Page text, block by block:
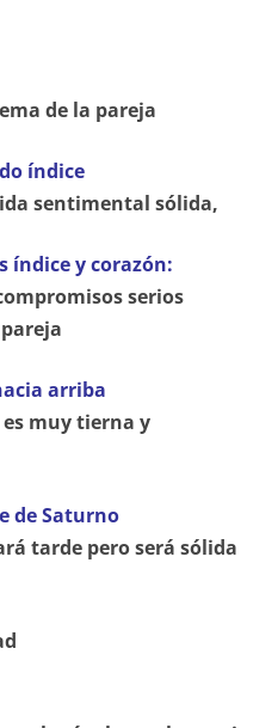
de la pareja
índice
sentimental sólida,
índice y corazón:
serios
arriba
muy tierna y
de Saturno
tarde pero será sólida